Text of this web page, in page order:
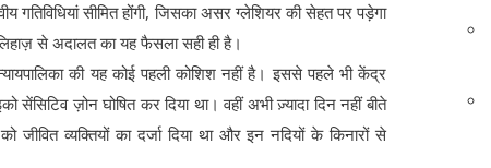
गतिविधियां सीमित होंगी, जिसका असर ग्लेशियर की सेहत पर पड़ेगा
से अदालत का यह फैसला सही ही है।
की यह कोई पहली कोशिश नहीं है। इससे पहले भी केंद्र
ज़ोन घोषित कर दिया था। वहीं अभी ज़्यादा दिन नहीं बीते
व्यक्तियों का दर्जा दिया था और इन नदियों के किनारों से